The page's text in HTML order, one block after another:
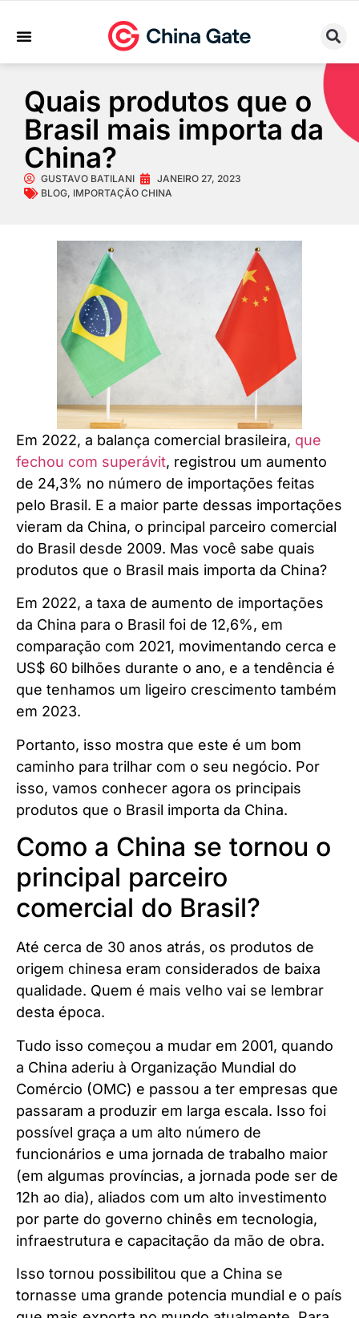
Quais produtos que o
Brasil mais importa da
China?
GUSTAVO BATILANI
JANEIRO 27, 2023
BLOG, IMPORTAÇÃO CHINA
Em 2022, a balança comercial brasileira, que
fechou com superávit, registrou um aumento
de 24,3% no número de importações feitas
pelo Brasil. E a maior parte dessas importações
vieram da China, o principal parceiro comercial
do Brasil desde 2009. Mas você sabe quais
produtos que o Brasil mais importa da China?
Em 2022, a taxa de aumento de importações
da China para o Brasil foi de 12,6%, em
comparação com 2021, movimentando cerca e
US$ 60 bilhões durante o ano, e a tendência é
que tenhamos um ligeiro crescimento também
em 2023.
Portanto, isso mostra que este é um bom
caminho para trilhar com o seu negócio. Por
isso, vamos conhecer agora os principais
produtos que o Brasil importa da China.
Como a China se tornou o
principal parceiro
comercial do Brasil?
Até cerca de 30 anos atrás, os produtos de
origem chinesa eram considerados de baixa
qualidade. Quem é mais velho vai se lembrar
desta época.
Tudo isso começou a mudar em 2001, quando
a China aderiu à Organização Mundial do
Comércio (OMC) e passou a ter empresas que
passaram a produzir em larga escala. Isso foi
possível graça a um alto número de
funcionários e uma jornada de trabalho maior
(em algumas províncias, a jornada pode ser de
12h ao dia), aliados com um alto investimento
por parte do governo chinês em tecnologia,
infraestrutura e capacitação da mão de obra.
Isso tornou possibilitou que a China se
tornasse uma grande potencia mundial e o país